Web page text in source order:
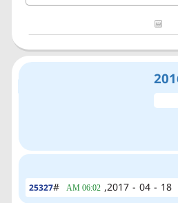
25327# 18 - 04 - 2017,
06:02 AM